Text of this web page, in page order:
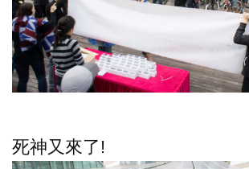
死神又來了!